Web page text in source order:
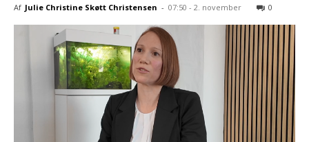
Af Julie Christine Skøtt Christensen - 07:50 - 2. november 0